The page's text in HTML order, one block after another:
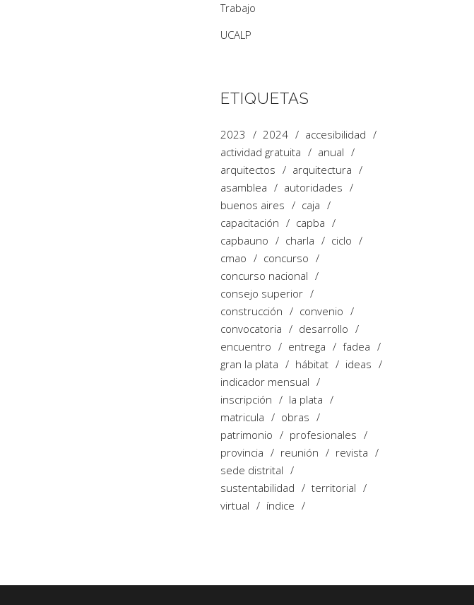
Trabajo
UCALP
ETIQUETAS
2023 2024
accesibilidad
actividad gratuita
anual
arquitectos
arquitectura
asamblea
autoridades
buenos aires
caja
capacitación
capba
capbauno
charla
ciclo
cmao
concurso
concurso nacional
consejo superior
construcción
convenio
convocatoria
desarrollo
encuentro
entrega
fadea
gran la plata
hábitat
ideas
indicador mensual
inscripción
la plata
matricula
obras
patrimonio
profesionales
provincia
reunión
revista
sede distrital
sustentabilidad
territorial
virtual
índice